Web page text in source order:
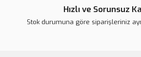
Hızlı ve Sorunsuz
Stok durumuna göre siparişleriniz